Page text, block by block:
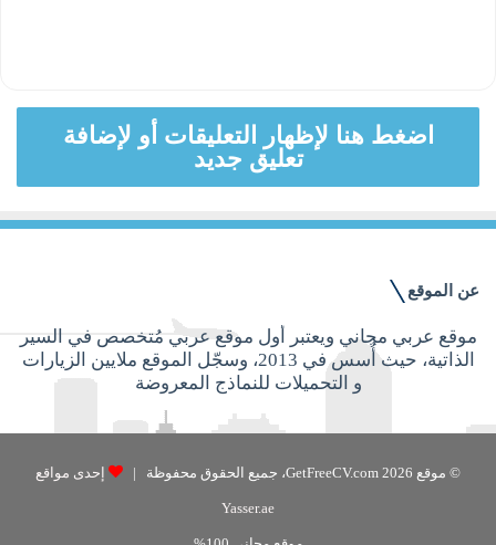
اضغط هنا لإظهار التعليقات أو لإضافة
تعليق جديد
عن الموقع
موقع عربي مجاني ويعتبر أول موقع عربي مُتخصص في السير
الذاتية، حيث أُسس في 2013، وسجّل الموقع ملايين الزيارات
و التحميلات للنماذج المعروضة
© موقع GetFreeCV.com 2026، جميع الحقوق محفوظة | إحدى مواقع
Yasser.ae